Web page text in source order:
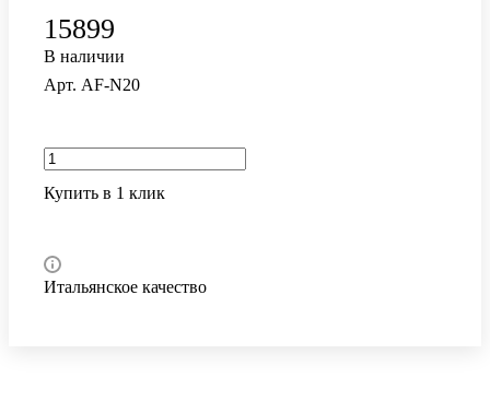
15899
В наличии
Арт. AF-N20
Купить в 1 клик
Итальянское качество